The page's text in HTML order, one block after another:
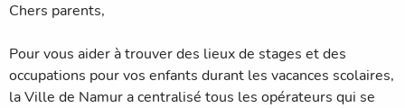
Chers parents,
Pour vous aider à trouver des lieux de stages et des
occupations pour vos enfants durant les vacances scolaires,
la Ville de Namur a centralisé tous les opérateurs qui se